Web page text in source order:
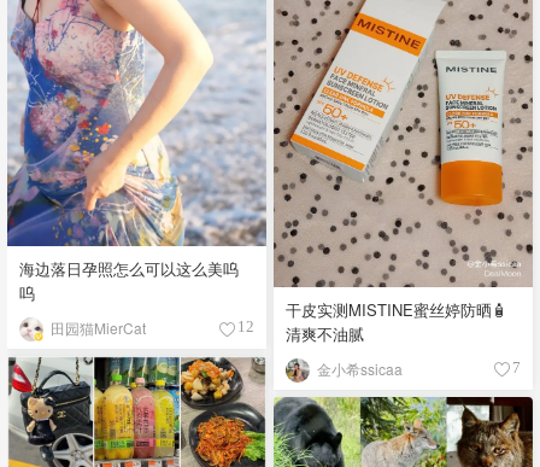
海边落日孕照怎么可以这么美呜
呜
田园猫MierCat 12
干皮实测MISTINE蜜丝婷防晒🧴
清爽不油腻
金小希ssicaa 7